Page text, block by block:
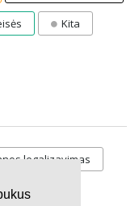
Kita
legalizavimas